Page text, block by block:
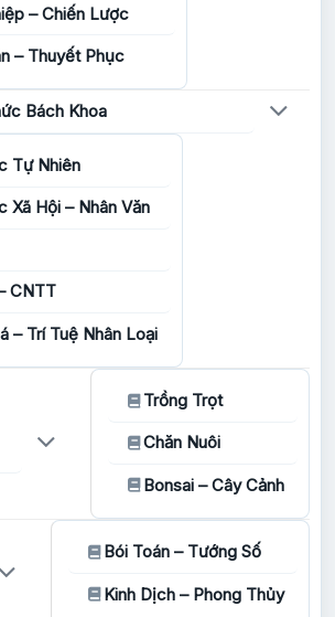
– Chiến Lược
– Thuyết Phục
Bách Khoa
Tự Nhiên
Xã Hội – Nhân Văn
CNTT
– Trí Tuệ Nhân Loại
Trồng Trọt
Chăn Nuôi
Bonsai – Cây Cảnh
Bói Toán – Tướng Số
Kinh Dịch – Phong Thủy